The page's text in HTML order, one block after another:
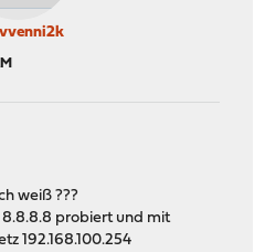
weiß ???
probiert und mit
192.168.100.254